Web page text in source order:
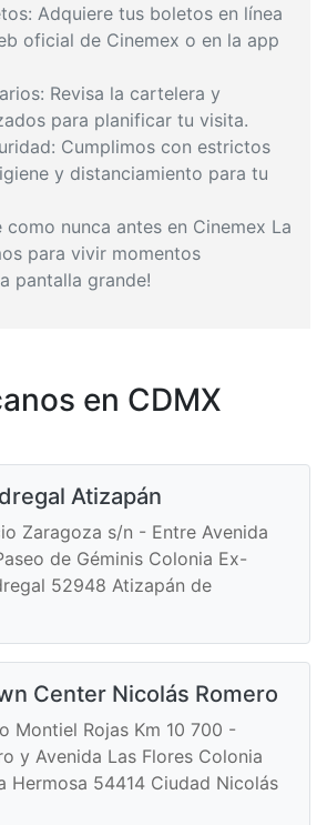
Adquiere tus boletos en línea
oficial de Cinemex o en la app
Revisa la cartelera y
para planificar tu visita.
Cumplimos con estrictos
y distanciamiento para tu
nunca antes en Cinemex La
para vivir momentos
pantalla grande!
en CDMX
Atizapán
Zaragoza s/n - Entre Avenida
de Géminis Colonia Ex-
52948 Atizapán de
Center Nicolás Romero
Montiel Rojas Km 10 700 -
y Avenida Las Flores Colonia
Hermosa 54414 Ciudad Nicolás